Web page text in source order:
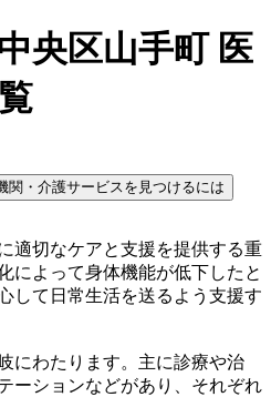
央区山手町 医
関・介護サービスを見つけるには
適切なケアと支援を提供する重
によって身体機能が低下したと
して日常生活を送るよう支援す
にわたります。主に診療や治
ーションなどがあり、それぞれ